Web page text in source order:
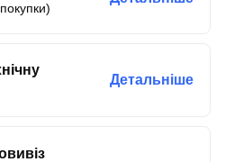
Детальніше